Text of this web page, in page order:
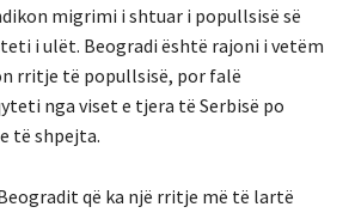
migrimi i shtuar i popullsisë së
i ulët. Beogradi është rajoni i vetëm
rritje të popullsisë, por falë
nga viset e tjera të Serbisë po
të shpejta.
që ka një rritje më të lartë